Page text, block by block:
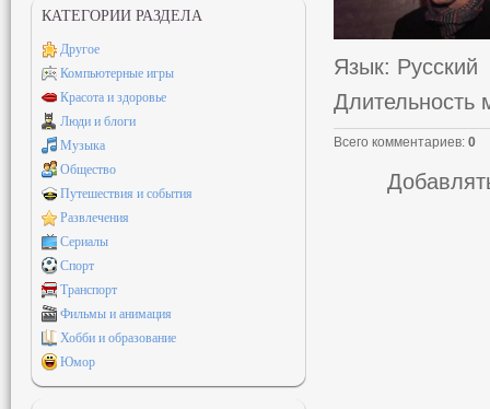
Язык: Русский
Длительность
Всего комментариев: 0
КАТЕГОРИИ РАЗДЕЛА
Другое
Компьютерные игры
Красота и здоровье
Люди и блоги
Музыка
Общество
Путешествия и события
Развлечения
Сериалы
Спорт
Транспорт
Фильмы и анимация
Хобби и образование
Юмор